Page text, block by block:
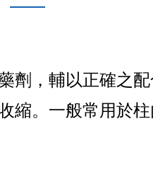
劑，輔以正確之
縮。一般常用於